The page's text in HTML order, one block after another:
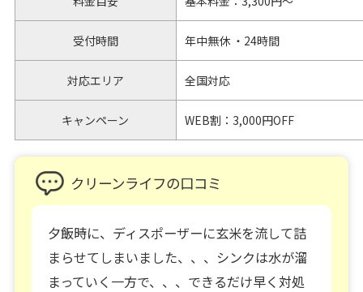
受付時間 年中無休 ・24時間
対応エリア 全国対応
キャンペーン WEB割：3,000円OFF
クリーンライフの口コミ
夕飯時に、ディスポーザーに玄米を流して詰
まらせてしまいました、、、シンクは水が溜
まっていく一方で、、、できるだけ早く対処